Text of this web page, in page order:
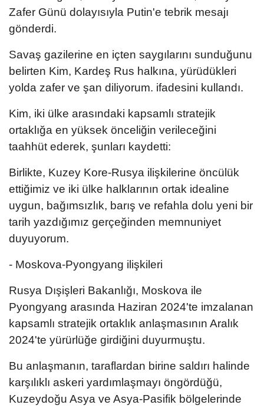
Zafer Günü dolayısıyla Putin'e tebrik mesajı
gönderdi.
Savaş gazilerine en içten saygılarını sunduğunu
belirten Kim, Kardeş Rus halkına, yürüdükleri
yolda zafer ve şan diliyorum. ifadesini kullandı.
Kim, iki ülke arasındaki kapsamlı stratejik
ortaklığa en yüksek önceliğin verileceğini
taahhüt ederek, şunları kaydetti:
Birlikte, Kuzey Kore-Rusya ilişkilerine öncülük
ettiğimiz ve iki ülke halklarının ortak idealine
uygun, bağımsızlık, barış ve refahla dolu yeni bir
tarih yazdığımız gerçeğinden memnuniyet
duyuyorum.
- Moskova-Pyongyang ilişkileri
Rusya Dışişleri Bakanlığı, Moskova ile
Pyongyang arasında Haziran 2024'te imzalanan
kapsamlı stratejik ortaklık anlaşmasının Aralık
2024'te yürürlüğe girdiğini duyurmuştu.
Bu anlaşmanın, taraflardan birine saldırı halinde
karşılıklı askeri yardımlaşmayı öngördüğü,
Kuzeydoğu Asya ve Asya-Pasifik bölgelerinde